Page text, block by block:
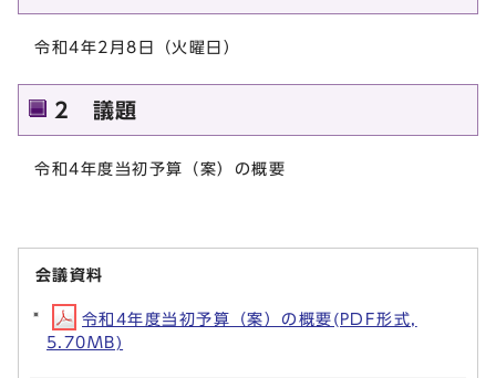
令和4年2月8日（火曜日）
2 議題
令和4年度当初予算（案）の概要
会議資料
令和4年度当初予算（案）の概要(PDF形式,
5.70MB)